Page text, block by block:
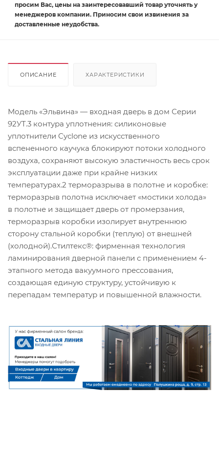
просим Вас, цены на заинтересовавший товар уточнять у
менеджеров компании. Приносим свои извинения за
доставленные неудобства.
ОПИСАНИЕ ХАРАКТЕРИСТИКИ
Модель «Эльвина»‎ — входная дверь в дом Серии
92УТ.3 контура уплотнения: силиконовые
уплотнители Cyclone из искусственного
вспененного каучука блокируют потоки холодного
воздуха, сохраняют высокую эластичность весь срок
эксплуатации даже при крайне низких
температурах.2 терморазрыва в полотне и коробке:
терморазрыв полотна исключает «мостики холода»
в полотне и защищает дверь от промерзания,
терморазрыв коробки изолирует внутреннюю
сторону стальной коробки (теплую) от внешней
(холодной).Стилтекс®: фирменная технология
ламинирования дверной панели с применением 4-
этапного метода вакуумного прессования,
создающая единую структуру, устойчивую к
перепадам температур и повышенной влажности.